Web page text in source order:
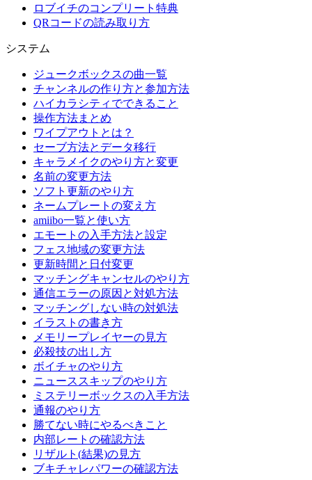
ロブイチのコンプリート特典
QRコードの読み取り方
システム
ジュークボックスの曲一覧
チャンネルの作り方と参加方法
ハイカラシティでできること
操作方法まとめ
ワイプアウトとは？
セーブ方法とデータ移行
キャラメイクのやり方と変更
名前の変更方法
ソフト更新のやり方
ネームプレートの変え方
amiibo一覧と使い方
エモートの入手方法と設定
フェス地域の変更方法
更新時間と日付変更
マッチングキャンセルのやり方
通信エラーの原因と対処方法
マッチングしない時の対処法
イラストの書き方
メモリープレイヤーの見方
必殺技の出し方
ボイチャのやり方
ニューススキップのやり方
ミステリーボックスの入手方法
通報のやり方
勝てない時にやるべきこと
内部レートの確認方法
リザルト(結果)の見方
ブキチャレパワーの確認方法